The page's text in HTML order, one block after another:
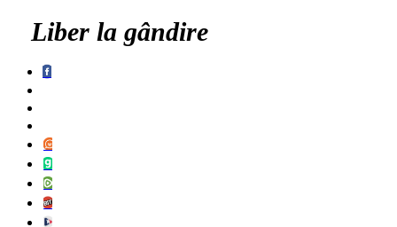
Liber la gândire